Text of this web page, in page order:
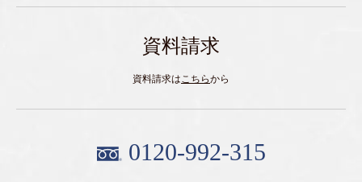
資料請求
資料請求は こちらから
0120-992-315